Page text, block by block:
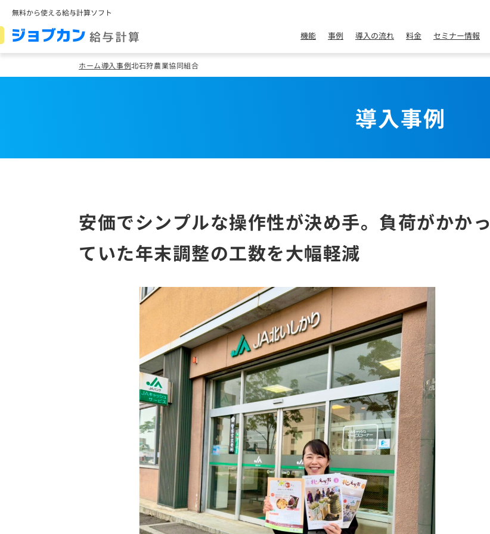
無料から使える給与計算ソフト
機能 事例 導入の流れ 料金 セミナー情報
ホーム導入事例北石狩農業協同組合
導入事例
安価でシンプルな操作性が決め手。負荷がかかっ
ていた年末調整の工数を大幅軽減